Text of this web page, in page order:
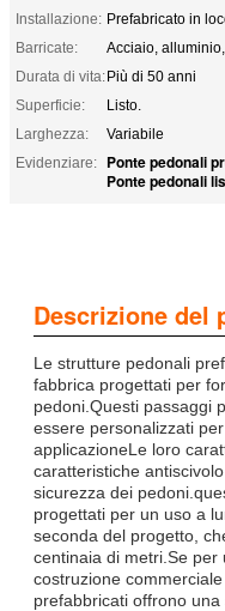
Installazione: Prefabricato in
Barricate:
Acciaio,
Durata di vita:Più di 50 anni
Superficie:
Listo.
Larghezza:
Variabile
Evidenziare:
Ponte pedonali
Ponte pedonali
Descrizione del
Le strutture pedonali
fabbrica progettati per
pedoni.Questi passaggi
essere personalizzati
applicazioneLe loro
caratteristiche
sicurezza dei
progettati per un uso a
seconda del progetto,
centinaia di metri.Se per
costruzione
prefabbricati offrono una